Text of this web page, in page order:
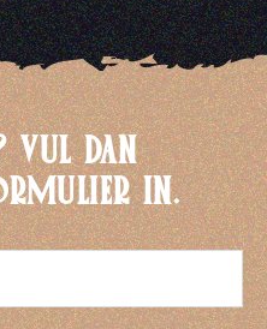
VUL DAN
IN.